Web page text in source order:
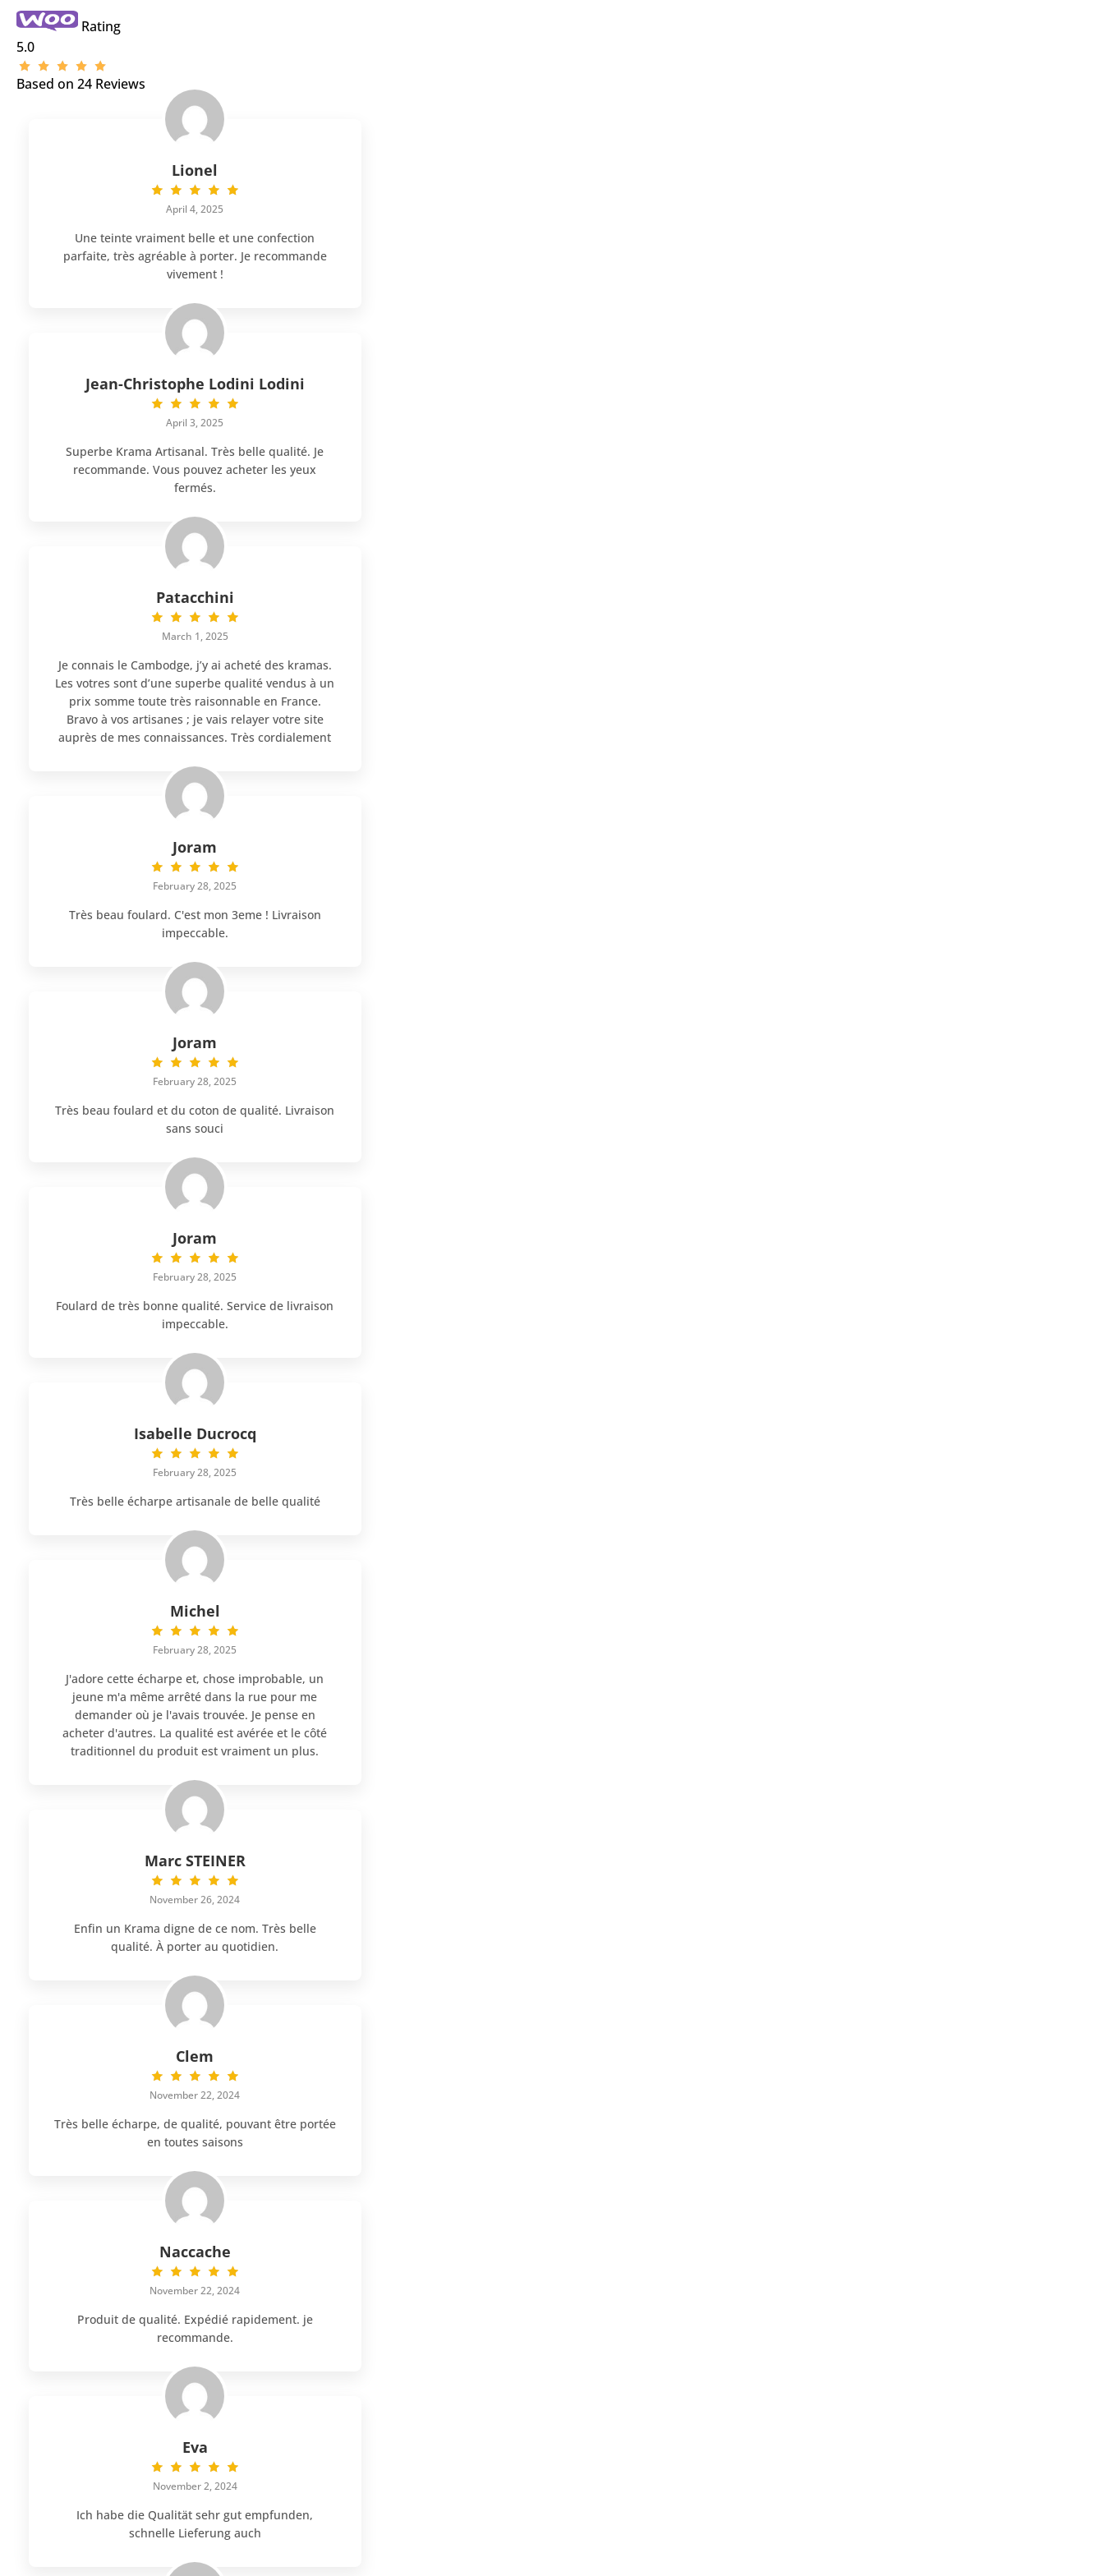
Rating
5.0
Based on 24 Reviews
Lionel
April 4, 2025
Une teinte vraiment belle et une confection
parfaite, très agréable à porter. Je recommande
vivement !
Jean-Christophe Lodini Lodini
April 3, 2025
Superbe Krama Artisanal. Très belle qualité. Je
recommande. Vous pouvez acheter les yeux
fermés.
Patacchini
March 1, 2025
Je connais le Cambodge, j’y ai acheté des kramas.
Les votres sont d’une superbe qualité vendus à un
prix somme toute très raisonnable en France.
Bravo à vos artisanes ; je vais relayer votre site
auprès de mes connaissances. Très cordialement
Joram
February 28, 2025
Très beau foulard. C'est mon 3eme ! Livraison
impeccable.
Joram
February 28, 2025
Très beau foulard et du coton de qualité. Livraison
sans souci
Joram
February 28, 2025
Foulard de très bonne qualité. Service de livraison
impeccable.
Isabelle Ducrocq
February 28, 2025
Très belle écharpe artisanale de belle qualité
Michel
February 28, 2025
J'adore cette écharpe et, chose improbable, un
jeune m'a même arrêté dans la rue pour me
demander où je l'avais trouvée. Je pense en
acheter d'autres. La qualité est avérée et le côté
traditionnel du produit est vraiment un plus.
Marc STEINER
November 26, 2024
Enfin un Krama digne de ce nom. Très belle
qualité. À porter au quotidien.
Clem
November 22, 2024
Très belle écharpe, de qualité, pouvant être portée
en toutes saisons
Naccache
November 22, 2024
Produit de qualité. Expédié rapidement. je
recommande.
Eva
November 2, 2024
Ich habe die Qualität sehr gut empfunden,
schnelle Lieferung auch